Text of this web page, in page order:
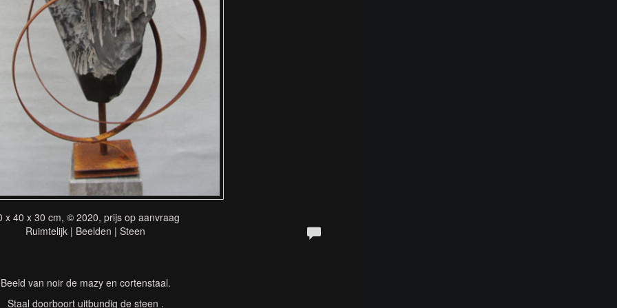
x 40 x 30 cm, © 2020, prijs op aanvraag
Ruimtelijk | Beelden | Steen
Beeld van noir de mazy en cortenstaal.
Staal doorboort uitbundig de steen .